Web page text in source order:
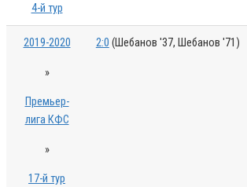
4-й тур
2019-2020
»
Премьер-
лига КФС
»
17-й тур
2:0 (Шебанов '37, Шебанов '71)